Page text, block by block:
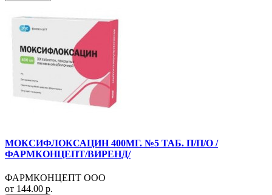
МОКСИФЛОКСАЦИН 400МГ. №5 ТАБ. П/П/О /
ФАРМКОНЦЕПТ/ВИРЕНД/
ФАРМКОНЦЕПТ ООО
от 144.00 р.